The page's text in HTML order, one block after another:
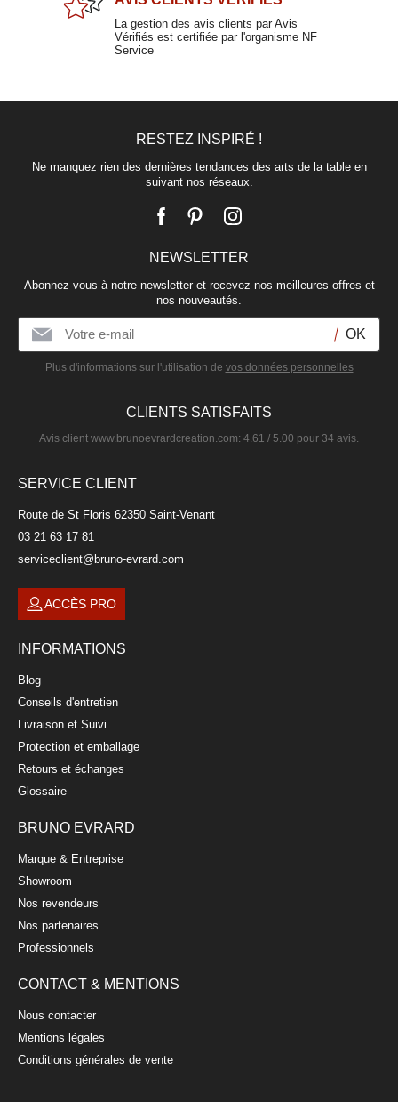
Plat à four pour Welsh en porcelaine 17,5cm
REMI
La gestion des avis clients par Avis
Vérifiés est certifiée par l'organisme NF
Service
RESTEZ INSPIRÉ !
Ne manquez rien des dernières tendances des arts de la table en
suivant nos réseaux.
NEWSLETTER
Abonnez-vous à notre newsletter et recevez nos meilleures offres et
nos nouveautés.
Plus d'informations sur l'utilisation de vos données personnelles
CLIENTS SATISFAITS
Avis client www.brunoevrardcreation.com: 4.61 / 5.00 pour 34 avis.
SERVICE CLIENT
Route de St Floris 62350 Saint-Venant
03 21 63 17 81
serviceclient@bruno-evrard.com
ACCÈS PRO
INFORMATIONS
Blog
Conseils d'entretien
Livraison et Suivi
Protection et emballage
Retours et échanges
Glossaire
BRUNO EVRARD
Marque & Entreprise
Showroom
Nos revendeurs
Nos partenaires
Professionnels
CONTACT & MENTIONS
Nous contacter
Mentions légales
Conditions générales de vente